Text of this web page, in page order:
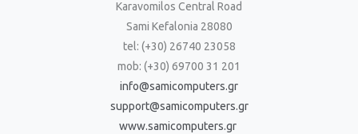
Karavomilos Central Road
Sami Kefalonia 28080
tel: (+30) 26740 23058
mob: (+30) 69700 31 201
info@samicomputers.gr
support@samicomputers.gr
www.samicomputers.gr